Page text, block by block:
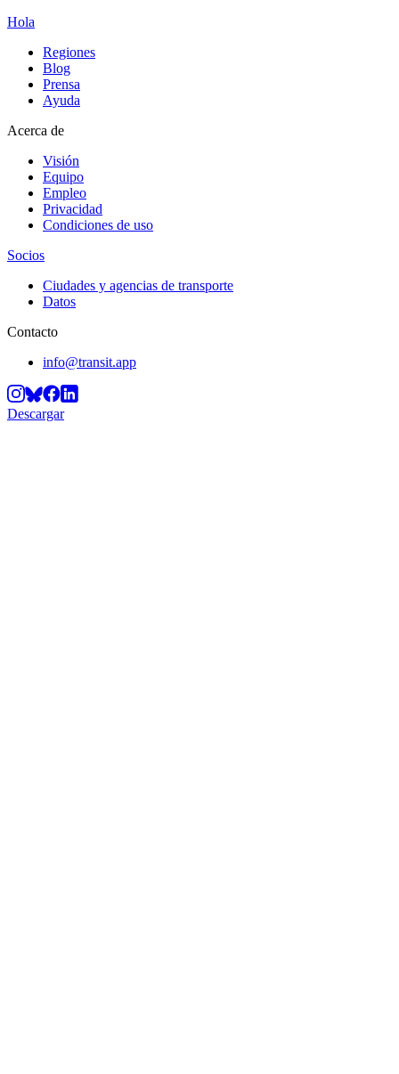
Hola
Regiones
Blog
Prensa
Ayuda
Acerca de
Visión
Equipo
Empleo
Privacidad
Condiciones de uso
Socios
Ciudades y agencias de transporte
Datos
Contacto
info@transit.app
Descargar